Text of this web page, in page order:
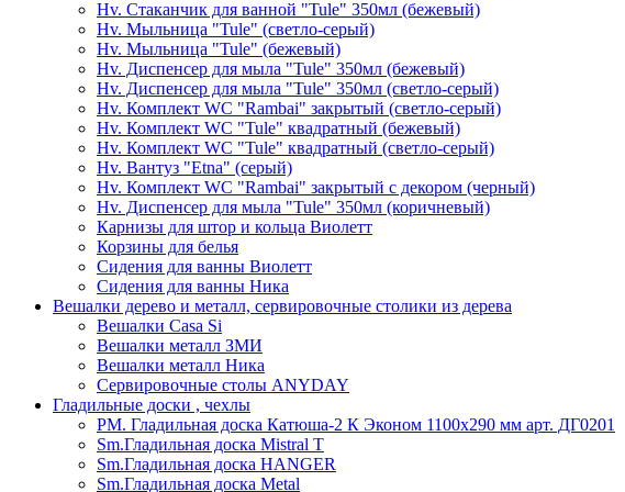
Hv. Стаканчик для ванной "Tule" 350мл (бежевый)
Hv. Мыльница "Tule" (светло-серый)
Hv. Мыльница "Tule" (бежевый)
Hv. Диспенсер для мыла "Tule" 350мл (бежевый)
Hv. Диспенсер для мыла "Tule" 350мл (светло-серый)
Hv. Комплект WC "Rambai" закрытый (светло-серый)
Hv. Комплект WC "Tule" квадратный (бежевый)
Hv. Комплект WC "Tule" квадратный (светло-серый)
Hv. Вантуз "Etna" (серый)
Hv. Комплект WC "Rambai" закрытый с декором (черный)
Hv. Диспенсер для мыла "Tule" 350мл (коричневый)
Карнизы для штор и кольца Виолетт
Корзины для белья
Сидения для ванны Виолетт
Сидения для ванны Ника
Вешалки дерево и металл, сервировочные столики из дерева
Вешалки Casa Si
Вешалки металл ЗМИ
Вешалки металл Ника
Сервировочные столы ANYDAY
Гладильные доски , чехлы
PM. Гладильная доска Катюша-2 К Эконом 1100х290 мм арт. ДГ0201
Sm.Гладильная доска Mistral T
Sm.Гладильная доска HANGER
Sm.Гладильная доска Metal